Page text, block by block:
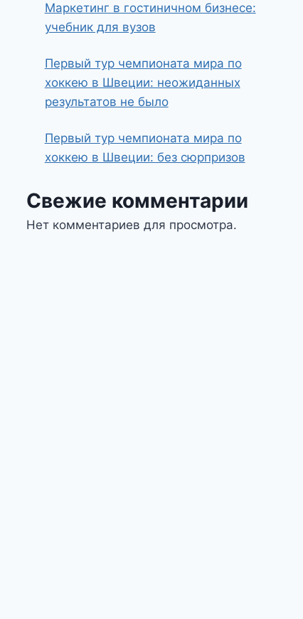
Маркетинг в гостиничном бизнесе:
учебник для вузов
Первый тур чемпионата мира по
хоккею в Швеции: неожиданных
результатов не было
Первый тур чемпионата мира по
хоккею в Швеции: без сюрпризов
Свежие комментарии
Нет комментариев для просмотра.